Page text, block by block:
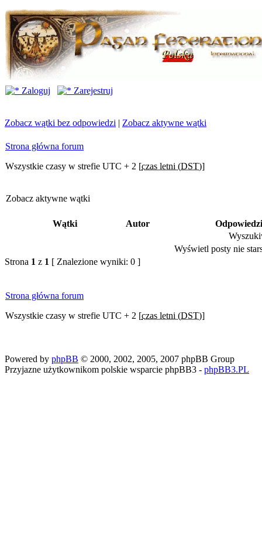
Zaloguj Zarejestruj
Zobacz wątki bez odpowiedzi | Zobacz aktywne wątki
Strona główna forum
Wszystkie czasy w strefie UTC + 2 [czas letni (DST)]
Zobacz aktywne wątki
Wątki Autor
Wyświetl posty nie
Strona 1 z 1 [ Znalezione wyniki: 0 ]
Strona główna forum
Wszystkie czasy w strefie UTC + 2 [czas letni (DST)]
Powered by phpBB © 2000, 2002, 2005, 2007 phpBB Group
Przyjazne użytkownikom polskie wsparcie phpBB3 - phpBB3.PL